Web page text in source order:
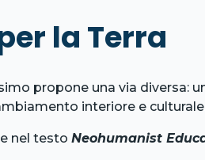
la Terra
propone una via diversa:
interiore e
nel testo Neohumanist